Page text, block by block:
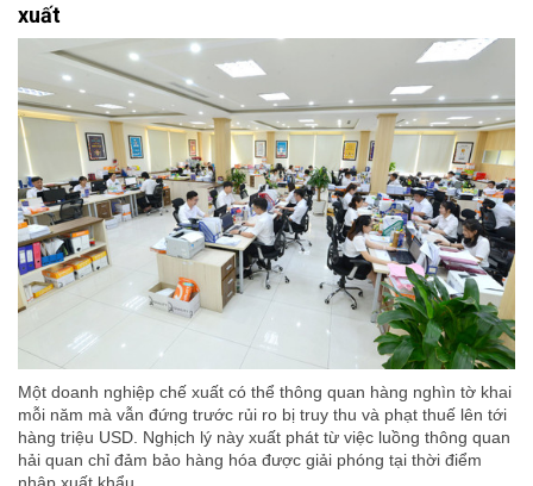
xuất
Một doanh nghiệp chế xuất có thể thông quan hàng nghìn tờ khai
mỗi năm mà vẫn đứng trước rủi ro bị truy thu và phạt thuế lên tới
hàng triệu USD. Nghịch lý này xuất phát từ việc luồng thông quan
hải quan chỉ đảm bảo hàng hóa được giải phóng tại thời điểm